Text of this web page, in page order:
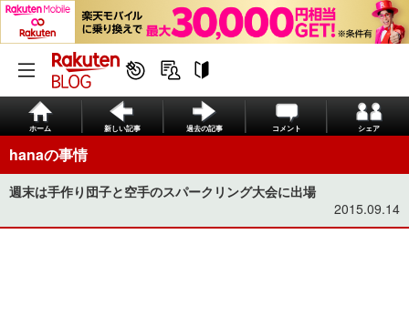
ホーム 新しい記事 過去の記事 コメント シェア
hanaの事情
週末は手作り団子と空手のスパークリング大会に出場
2015.09.14